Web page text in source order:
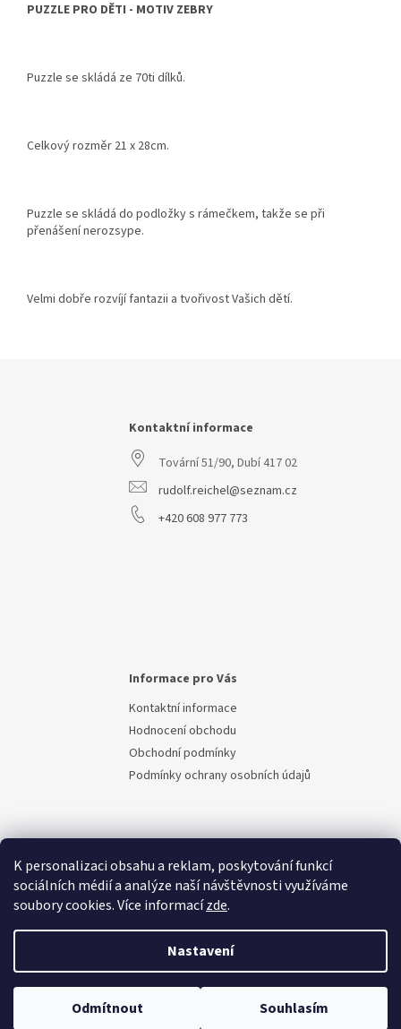
K personalizaci obsahu a reklam, poskytování funkcí
sociálních médií a analýze naší návštěvnosti využíváme
soubory cookies. Více informacízde.
Nastavení
Odmítnout Souhlasím
PUZZLE PRO DĚTI - MOTIV ZEBRY
Puzzle se skládá ze 70ti dílků.
Celkový rozměr 21 x 28cm.
Puzzle se skládá do podložky s rámečkem, takže se při
přenášení nerozsype.
Velmi dobře rozvíjí fantazii a tvořivost Vašich dětí.
Kontaktní informace
Tovární 51/90, Dubí 417 02
rudolf.reichel@seznam.cz
+420 608 977 773
Informace pro Vás
Kontaktní informace
Hodnocení obchodu
Obchodní podmínky
Podmínky ochrany osobních údajů
Copyright 2026Berem.cz. Všechna práva vyhrazena.Upravit